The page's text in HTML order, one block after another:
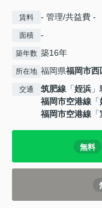
賃料 - 管理/共益費 -
面積 -
築年数 築16年
所在地 福岡県福岡市西
交通 筑肥線 「姪浜
福岡市空港線 「
福岡市空港線 「
無料